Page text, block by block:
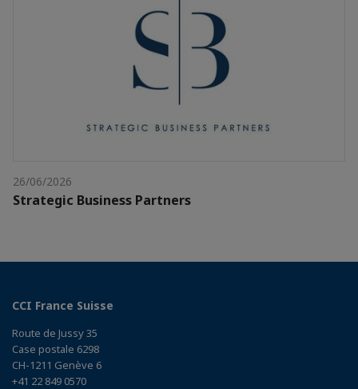
26/06/2026
Strategic Business Partners
CCI France Suisse
Route de Jussy 35
Case postale 6298
CH-1211 Genève 6
+41 22 849 0570